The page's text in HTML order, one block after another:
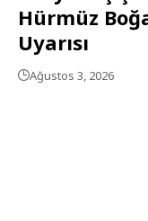
Hürmüz
Uyarısı
Ağustos 3, 2026